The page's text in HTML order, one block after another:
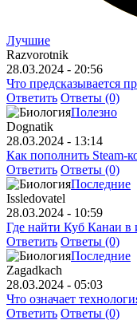
Лучшие
Razvorotnik
28.03.2024 - 20:56
Что предсказывается
Ответить Ответы (0)
Полезно
Dognatik
28.03.2024 - 13:14
Как пополнить Steam-
Ответить Ответы (0)
Последние
Issledovatel
28.03.2024 - 10:59
Где найти Куб Канаи в
Ответить Ответы (0)
Последние
Zagadkach
28.03.2024 - 05:03
Что означает
Ответить Ответы (0)